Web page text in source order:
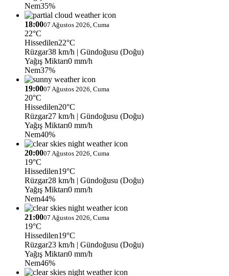
Nem35%
18:0007 Ağustos 2026, Cuma
22°C
Hissedilen22°C
Rüzgar38 km/h | Gündoğusu (Doğu)
Yağış Miktarı0 mm/h
Nem37%
19:0007 Ağustos 2026, Cuma
20°C
Hissedilen20°C
Rüzgar27 km/h | Gündoğusu (Doğu)
Yağış Miktarı0 mm/h
Nem40%
20:0007 Ağustos 2026, Cuma
19°C
Hissedilen19°C
Rüzgar28 km/h | Gündoğusu (Doğu)
Yağış Miktarı0 mm/h
Nem44%
21:0007 Ağustos 2026, Cuma
19°C
Hissedilen19°C
Rüzgar23 km/h | Gündoğusu (Doğu)
Yağış Miktarı0 mm/h
Nem46%